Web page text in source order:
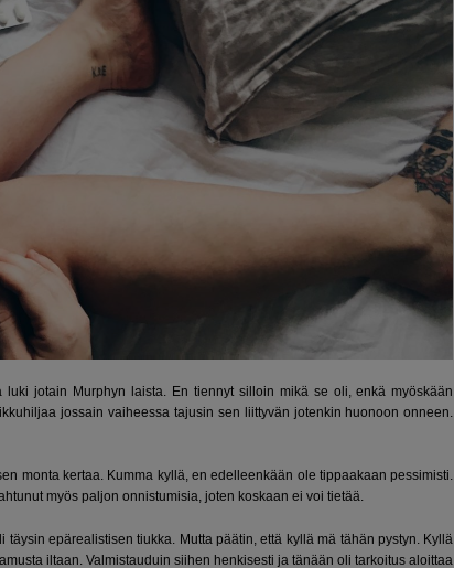
jotain Murphyn laista. En tiennyt silloin mikä se oli, enkä myöskään
jossain vaiheessa tajusin sen liittyvän jotenkin huonoon onneen.
monta kertaa. Kumma kyllä, en edelleenkään ole tippaakaan pessimisti.
myös paljon onnistumisia, joten koskaan ei voi tietää.
epärealistisen tiukka. Mutta päätin, että kyllä mä tähän pystyn. Kyllä
iltaan. Valmistauduin siihen henkisesti ja tänään oli tarkoitus aloittaa